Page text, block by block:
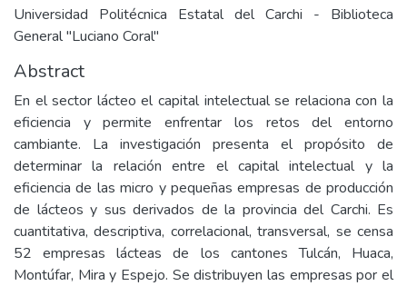
Universidad Politécnica Estatal del Carchi - Biblioteca
General "Luciano Coral"
Abstract
En el sector lácteo el capital intelectual se relaciona con la
eficiencia y permite enfrentar los retos del entorno
cambiante. La investigación presenta el propósito de
determinar la relación entre el capital intelectual y la
eficiencia de las micro y pequeñas empresas de producción
de lácteos y sus derivados de la provincia del Carchi. Es
cuantitativa, descriptiva, correlacional, transversal, se censa
52 empresas lácteas de los cantones Tulcán, Huaca,
Montúfar, Mira y Espejo. Se distribuyen las empresas por el